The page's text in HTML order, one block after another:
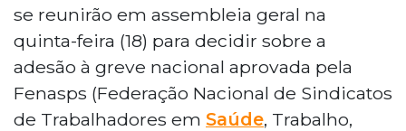
se reunirão em assembleia geral na
quinta-feira (18) para decidir sobre a
adesão à greve nacional aprovada pela
Fenasps (Federação Nacional de Sindicatos
de Trabalhadores em Saúde, Trabalho,